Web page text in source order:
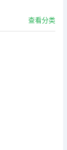
查看分类